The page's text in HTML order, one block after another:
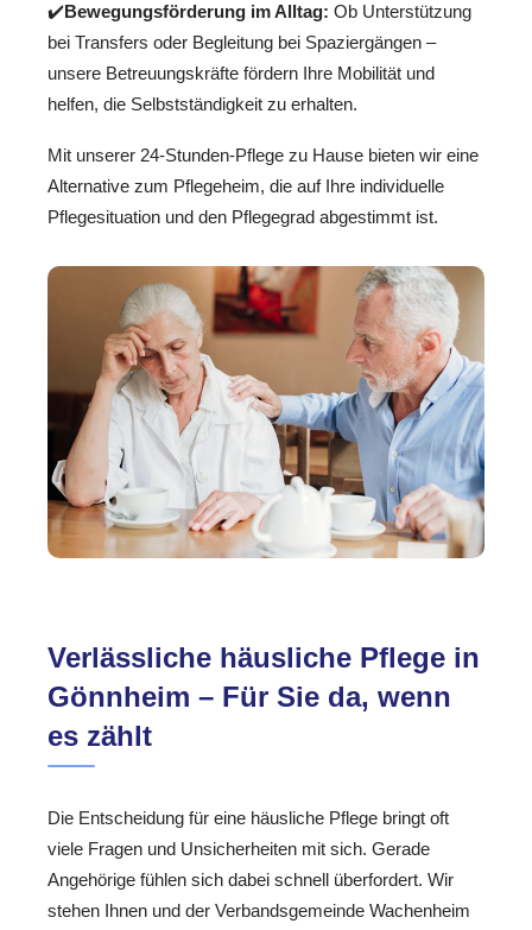
✔️Bewegungsförderung im Alltag: Ob Unterstützung
bei Transfers oder Begleitung bei Spaziergängen –
unsere Betreuungskräfte fördern Ihre Mobilität und
helfen, die Selbstständigkeit zu erhalten.
Mit unserer 24-Stunden-Pflege zu Hause bieten wir eine
Alternative zum Pflegeheim, die auf Ihre individuelle
Pflegesituation und den Pflegegrad abgestimmt ist.
Verlässliche häusliche Pflege in
Gönnheim – Für Sie da, wenn
es zählt
Die Entscheidung für eine häusliche Pflege bringt oft
viele Fragen und Unsicherheiten mit sich. Gerade
Angehörige fühlen sich dabei schnell überfordert. Wir
stehen Ihnen und der Verbandsgemeinde Wachenheim